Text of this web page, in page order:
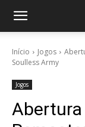
Início Jogos
Soulless Army
Jogos
Abertura